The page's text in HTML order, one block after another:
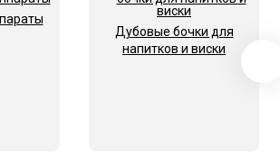
Дубовые бочки для
напитков и виски